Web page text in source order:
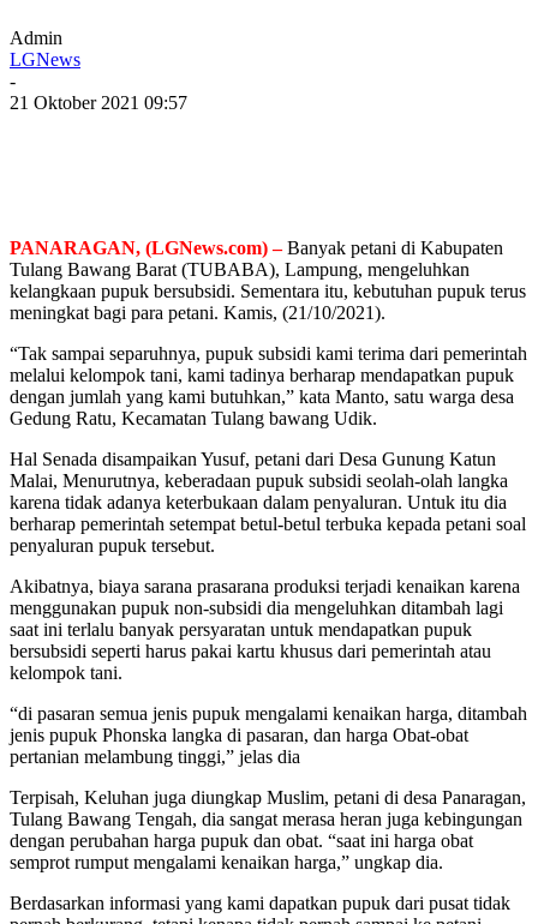
Admin
LGNews
-
21 Oktober 2021 09:57
PANARAGAN, (LGNews.com) –Banyak petani di Kabupaten
Tulang Bawang Barat (TUBABA), Lampung, mengeluhkan
kelangkaan pupuk bersubsidi. Sementara itu, kebutuhan pupuk terus
meningkat bagi para petani. Kamis, (21/10/2021).
“Tak sampai separuhnya, pupuk subsidi kami terima dari pemerintah
melalui kelompok tani, kami tadinya berharap mendapatkan pupuk
dengan jumlah yang kami butuhkan,” kata Manto, satu warga desa
Gedung Ratu, Kecamatan Tulang bawang Udik.
Hal Senada disampaikan Yusuf, petani dari Desa Gunung Katun
Malai, Menurutnya, keberadaan pupuk subsidi seolah-olah langka
karena tidak adanya keterbukaan dalam penyaluran. Untuk itu dia
berharap pemerintah setempat betul-betul terbuka kepada petani soal
penyaluran pupuk tersebut.
Akibatnya, biaya sarana prasarana produksi terjadi kenaikan karena
menggunakan pupuk non-subsidi dia mengeluhkan ditambah lagi
saat ini terlalu banyak persyaratan untuk mendapatkan pupuk
bersubsidi seperti harus pakai kartu khusus dari pemerintah atau
kelompok tani.
“di pasaran semua jenis pupuk mengalami kenaikan harga, ditambah
jenis pupuk Phonska langka di pasaran, dan harga Obat-obat
pertanian melambung tinggi,” jelas dia
Terpisah, Keluhan juga diungkap Muslim, petani di desa Panaragan,
Tulang Bawang Tengah, dia sangat merasa heran juga kebingungan
dengan perubahan harga pupuk dan obat. “saat ini harga obat
semprot rumput mengalami kenaikan harga,” ungkap dia.
Berdasarkan informasi yang kami dapatkan pupuk dari pusat tidak